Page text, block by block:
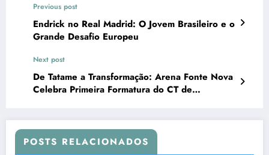
Previous post
Endrick no Real Madrid: O Jovem Brasileiro e o
Grande Desafio Europeu
Next post
De Tatame a Transformação: Arena Fonte Nova
Celebra Primeira Formatura do CT de
POSTS RELACIONADOS